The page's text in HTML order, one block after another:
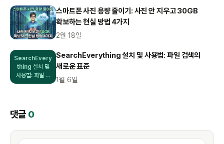
스마트폰 사진 용량 줄이기: 사진 안 지우고 30GB
확보하는 현실 방법 4가지
2월 18일
SearchEvery
thing 설치 및
사용법: 파일 …
SearchEverything 설치 및 사용법: 파일 검색의
새로운 표준
1월 6일
댓글 0